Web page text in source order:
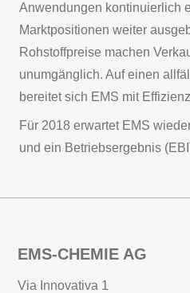
Anwendungen kontinuierlich
Marktpositionen weiter
Rohstoffpreise machen
unumgänglich. Auf einen
bereitet sich EMS mit
Für 2018 erwartet EMS
und ein Betriebsergebnis
EMS-CHEMIE AG
Via Innovativa 1